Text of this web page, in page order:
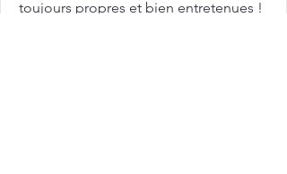
toujours propres et bien entretenues !